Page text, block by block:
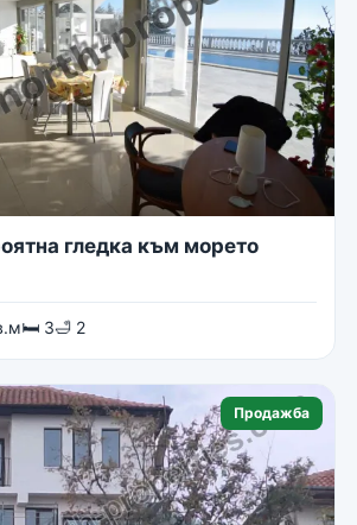
гледка към морето
🛏 3🛁 2
Продажба